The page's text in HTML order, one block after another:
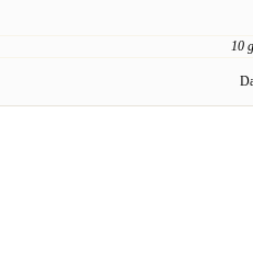
10